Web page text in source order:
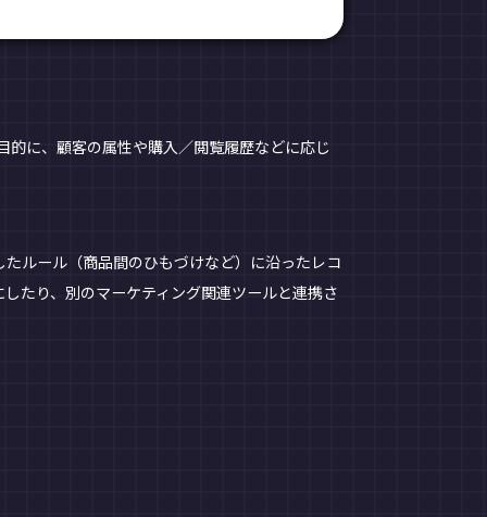
に、顧客の属性や購入／閲覧履歴などに応じ
ルール（商品間のひもづけなど）に沿ったレコ
たり、別のマーケティング関連ツールと連携さ